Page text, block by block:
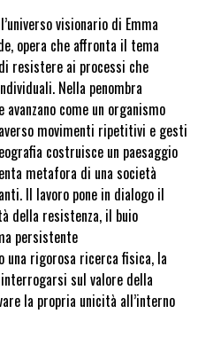
visionario di Emma
opera che affronta il tema
resistere ai processi che
Nella penombra
come un organismo
movimenti ripetitivi e gesti
costruisce un paesaggio
metafora di una società
Il lavoro pone in dialogo il
della resistenza, il buio
persistente
una rigorosa ricerca fisica, la
sul valore della
la propria unicità all’interno